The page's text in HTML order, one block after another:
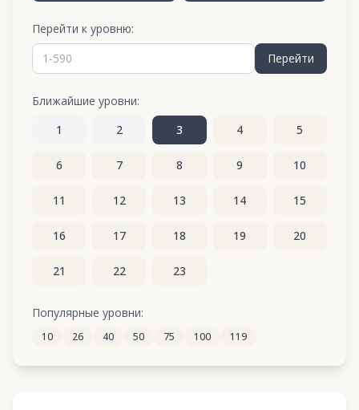
Перейти к уровню:
Перейти
Ближайшие уровни:
1
2 3 4 5
6 7 8 9 10
11 12 13 14 15
16 17 18 19 20
21 22 23
Популярные уровни:
10 26 40 50 75 100 119